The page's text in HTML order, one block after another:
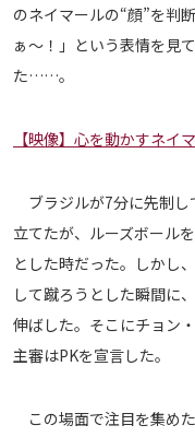
ABEMAの視聴について
のネイマールの“顔”を判
ぁ〜！」という表情を見
た……。
【映像】心を動かすネイ
ブラジルが7分に先制し
立てたが、ルーズボール
とした時だった。しかし
して蹴ろうとした瞬間に
伸ばした。そこにチョン
主審はPKを宣言した。
この場面で注目を集め